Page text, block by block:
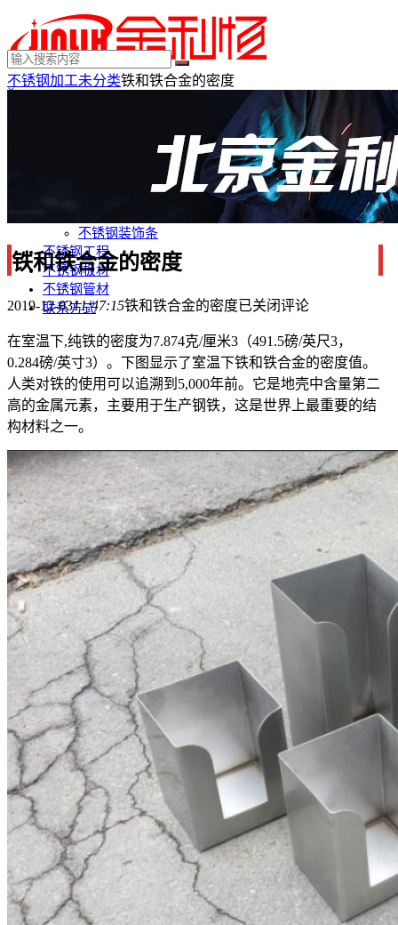
×
不锈钢装饰条
不锈钢工程
不锈钢板材
不锈钢管材
联系方式
不锈钢加工未分类铁和铁合金的密度
铁和铁合金的密度
2019-12-0311:47:15铁和铁合金的密度已关闭评论
在室温下,纯铁的密度为7.874克/厘米3（491.5磅/英尺3，
0.284磅/英寸3）。下图显示了室温下铁和铁合金的密度值。
人类对铁的使用可以追溯到5,000年前。它是地壳中含量第二
高的金属元素，主要用于生产钢铁，这是世界上最重要的结
构材料之一。